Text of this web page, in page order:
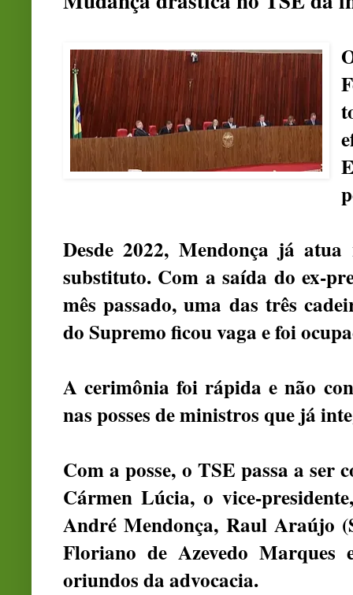
Desde 2022, Mendonça já
substituto. Com a saída do ex-
mês passado, uma das três
do Supremo ficou vaga e foi
A cerimônia foi rápida e não
nas posses de ministros que já
Com a posse, o TSE passa a ser
Cármen Lúcia, o vice-
André Mendonça, Raul Araújo
Floriano de Azevedo Marques
oriundos da advocacia.